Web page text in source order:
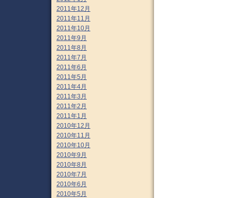
2011年12月
2011年11月
2011年10月
2011年9月
2011年8月
2011年7月
2011年6月
2011年5月
2011年4月
2011年3月
2011年2月
2011年1月
2010年12月
2010年11月
2010年10月
2010年9月
2010年8月
2010年7月
2010年6月
2010年5月